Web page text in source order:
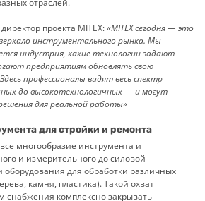
отраслей.
директор проекта MITEX:«MITEX сегодня — это
инструментального рынка. Мы
индустрия, какие технологии задают
предприятиям обновлять свою
профессионалы видят весь спектр
до высокотехнологичных — и могут
для реальной работы»
для стройки и ремонта
многообразие инструмента и
и измерительного до силовой
оборудования для обработки различных
камня, плас­тика). Такой охват
снабжения комплексно закрывать